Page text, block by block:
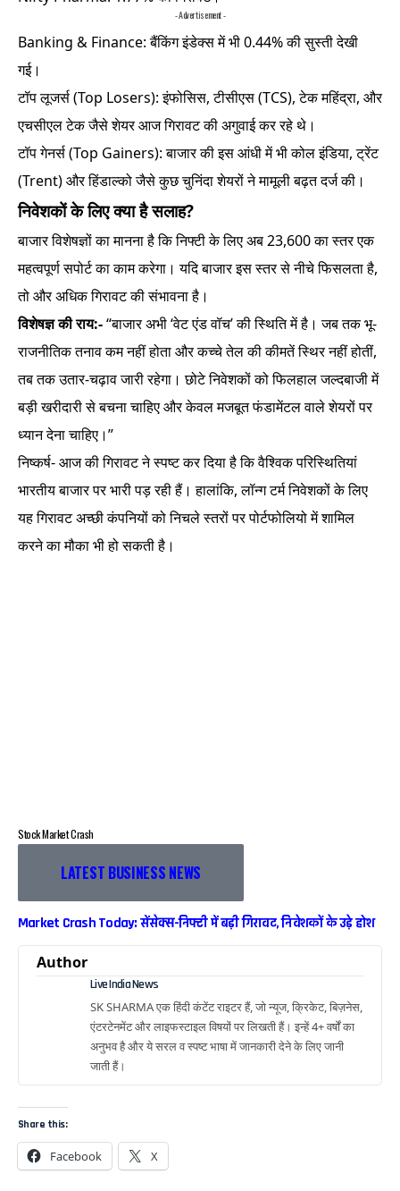
- Advertisement -
Banking & Finance: बैंकिंग इंडेक्स में भी 0.44% की सुस्ती देखी
गई।
टॉप लूजर्स (Top Losers): इंफोसिस, टीसीएस (TCS), टेक महिंद्रा, और
एचसीएल टेक जैसे शेयर आज गिरावट की अगुवाई कर रहे थे।
टॉप गेनर्स (Top Gainers): बाजार की इस आंधी में भी कोल इंडिया, ट्रेंट
(Trent) और हिंडाल्को जैसे कुछ चुनिंदा शेयरों ने मामूली बढ़त दर्ज की।
निवेशकों के लिए क्या है सलाह?
बाजार विशेषज्ञों का मानना है कि निफ्टी के लिए अब 23,600 का स्तर एक
महत्वपूर्ण सपोर्ट का काम करेगा। यदि बाजार इस स्तर से नीचे फिसलता है,
तो और अधिक गिरावट की संभावना है।
विशेषज्ञ की राय:-“बाजार अभी ‘वेट एंड वॉच’ की स्थिति में है। जब तक भू-
राजनीतिक तनाव कम नहीं होता और कच्चे तेल की कीमतें स्थिर नहीं होतीं,
तब तक उतार-चढ़ाव जारी रहेगा। छोटे निवेशकों को फिलहाल जल्दबाजी में
बड़ी खरीदारी से बचना चाहिए और केवल मजबूत फंडामेंटल वाले शेयरों पर
ध्यान देना चाहिए।”
निष्कर्ष- आज की गिरावट ने स्पष्ट कर दिया है कि वैश्विक परिस्थितियां
भारतीय बाजार पर भारी पड़ रही हैं। हालांकि, लॉन्ग टर्म निवेशकों के लिए
यह गिरावट अच्छी कंपनियों को निचले स्तरों पर पोर्टफोलियो में शामिल
करने का मौका भी हो सकती है।
Stock Market Crash
LATEST BUSINESS NEWS
Market Crash Today: सेंसेक्स-निफ्टी में बड़ी गिरावट, निवेशकों के उड़े होश
Author
Live India News
SK SHARMA एक हिंदी कंटेंट राइटर हैं, जो न्यूज, क्रिकेट, बिज़नेस,
एंटरटेनमेंट और लाइफस्टाइल विषयों पर लिखती हैं। इन्हें 4+ वर्षों का
अनुभव है और ये सरल व स्पष्ट भाषा में जानकारी देने के लिए जानी
जाती हैं।
Share this:
Facebook X